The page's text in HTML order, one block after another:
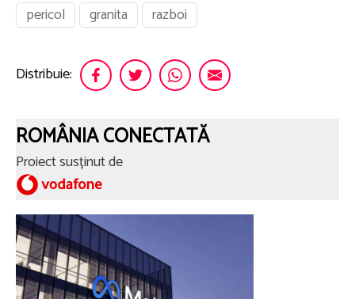
pericol
granita razboi
Distribuie:
ROMÂNIA CONECTATĂ
Proiect susținut de